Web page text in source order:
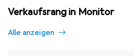
Verkaufsrang in Monitor
Alle anzeigen